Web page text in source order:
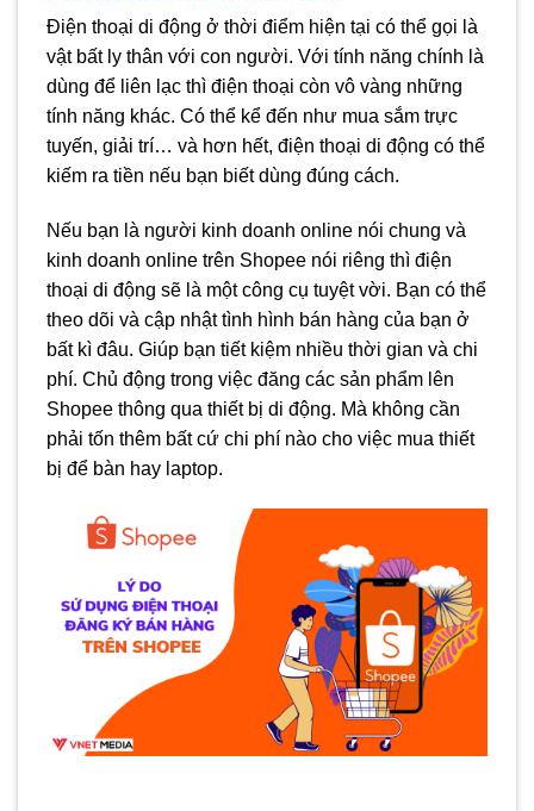
Điện thoại di động ở thời điểm hiện tại có thể gọi là
vật bất ly thân với con người. Với tính năng chính là
dùng để liên lạc thì điện thoại còn vô vàng những
tính năng khác. Có thể kể đến như mua sắm trực
tuyến, giải trí… và hơn hết, điện thoại di động có thể
kiếm ra tiền nếu bạn biết dùng đúng cách.
Nếu bạn là người kinh doanh online nói chung và
kinh doanh online trên Shopee nói riêng thì điện
thoại di động sẽ là một công cụ tuyệt vời. Bạn có thể
theo dõi và cập nhật tình hình bán hàng của bạn ở
bất kì đâu. Giúp bạn tiết kiệm nhiều thời gian và chi
phí. Chủ động trong việc đăng các sản phẩm lên
Shopee thông qua thiết bị di động. Mà không cần
phải tốn thêm bất cứ chi phí nào cho việc mua thiết
bị để bàn hay laptop.